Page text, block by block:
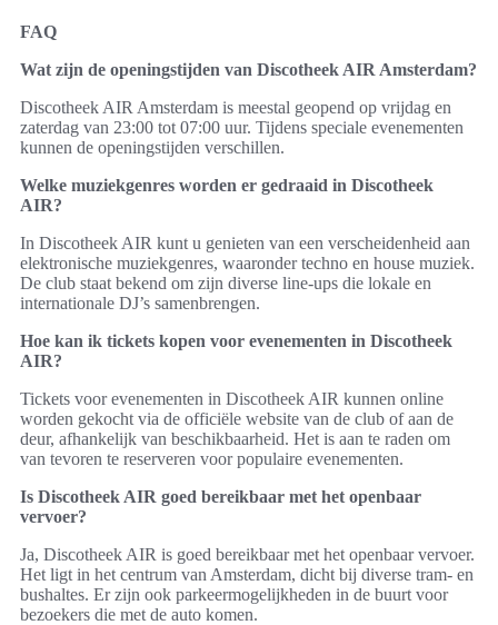
FAQ
Wat zijn de openingstijden van Discotheek AIR Amsterdam?
Discotheek AIR Amsterdam is meestal geopend op vrijdag en
zaterdag van 23:00 tot 07:00 uur. Tijdens speciale evenementen
kunnen de openingstijden verschillen.
Welke muziekgenres worden er gedraaid in Discotheek
AIR?
In Discotheek AIR kunt u genieten van een verscheidenheid aan
elektronische muziekgenres, waaronder techno en house muziek.
De club staat bekend om zijn diverse line-ups die lokale en
internationale DJ’s samenbrengen.
Hoe kan ik tickets kopen voor evenementen in Discotheek
AIR?
Tickets voor evenementen in Discotheek AIR kunnen online
worden gekocht via de officiële website van de club of aan de
deur, afhankelijk van beschikbaarheid. Het is aan te raden om
van tevoren te reserveren voor populaire evenementen.
Is Discotheek AIR goed bereikbaar met het openbaar
vervoer?
Ja, Discotheek AIR is goed bereikbaar met het openbaar vervoer.
Het ligt in het centrum van Amsterdam, dicht bij diverse tram- en
bushaltes. Er zijn ook parkeermogelijkheden in de buurt voor
bezoekers die met de auto komen.